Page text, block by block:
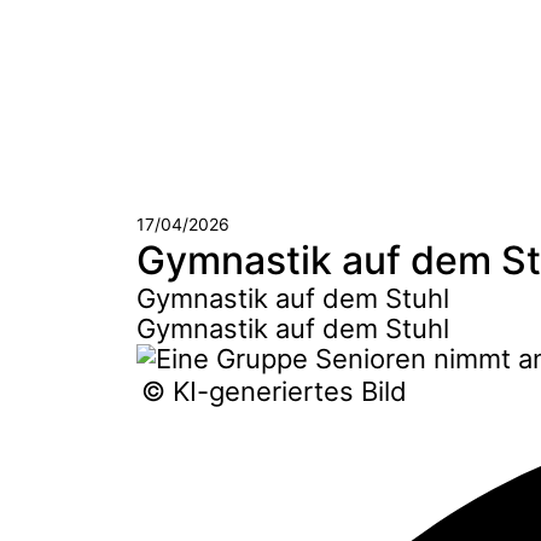
17/04/2026
Gymnastik auf dem
Gymnastik auf dem Stuhl
Gymnastik auf dem Stuhl
© KI-generiertes Bild